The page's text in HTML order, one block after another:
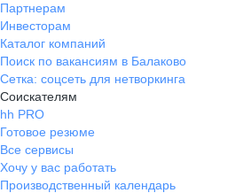
Партнерам
Инвесторам
Каталог компаний
Поиск по вакансиям в Балаково
Сетка: соцсеть для нетворкинга
Соискателям
hh PRO
Готовое резюме
Все сервисы
Хочу у вас работать
Производственный календарь